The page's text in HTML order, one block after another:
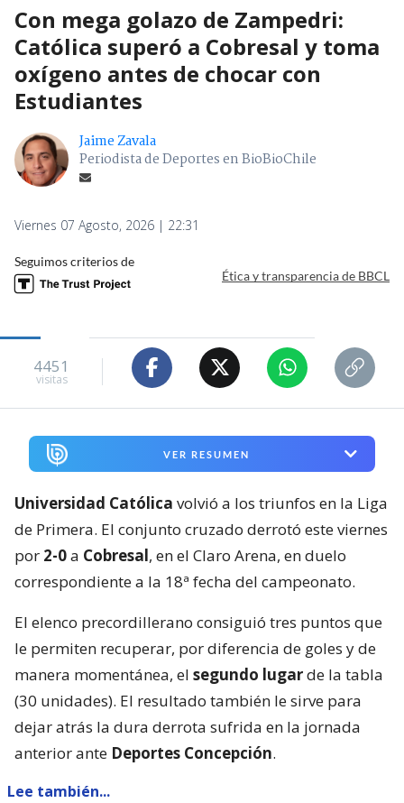
Con mega golazo de Zampedri:
Católica superó a Cobresal y toma
oxígeno antes de chocar con
Estudiantes
Jaime Zavala
Periodista de Deportes en BioBioChile
Viernes 07 Agosto, 2026 | 22:31
Seguimos criterios de
Ética y transparencia de BBCL
4451
visitas
VER RESUMEN
Universidad Católica volvió a los triunfos en la Liga
de Primera. El conjunto cruzado derrotó este viernes
por 2-0a Cobresal, en el Claro Arena, en duelo
correspondiente a la 18ª fecha del campeonato.
El elenco precordillerano consiguió tres puntos que
le permiten recuperar, por diferencia de goles y de
manera momentánea, el segundo lugarde la tabla
(30 unidades). El resultado también le sirve para
dejar atrás la dura derrota sufrida en la jornada
anterior ante Deportes Concepción.
Lee también...